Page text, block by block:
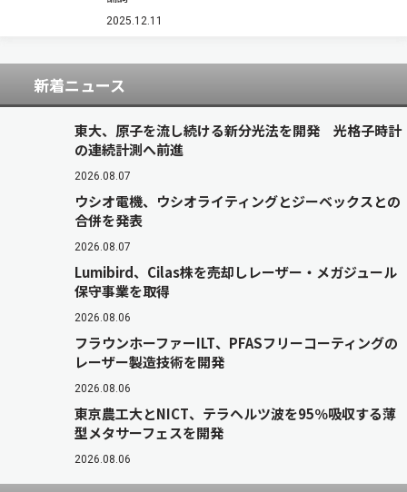
政策が打ち出されるかに関連しての議論は沸騰気
2025.12.11
新着ニュース
東大、原子を流し続ける新分光法を開発 光格子時計
の連続計測へ前進
2026.08.07
ウシオ電機、ウシオライティングとジーベックスとの
合併を発表
2026.08.07
Lumibird、Cilas株を売却しレーザー・メガジュール
保守事業を取得
2026.08.06
フラウンホーファーILT、PFASフリーコーティングの
レーザー製造技術を開発
2026.08.06
東京農工大とNICT、テラヘルツ波を95％吸収する薄
型メタサーフェスを開発
2026.08.06